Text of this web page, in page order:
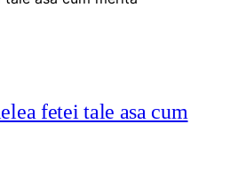
fetei tale asa cum